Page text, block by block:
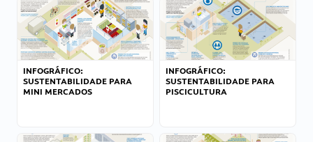
INFOGRÁFICO:
SUSTENTABILIDADE PARA
MINI MERCADOS
INFOGRÁFICO:
SUSTENTABILIDADE PARA
PISCICULTURA